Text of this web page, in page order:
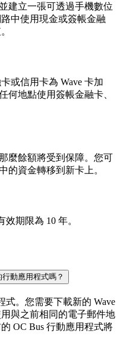
建立一張可透過手機數位
中使用現金或簽帳金融
或信用卡為 Wave 卡加
何地點使用簽帳金融卡、
麼餘額將受到保障。您可
的資金轉移到新卡上。
期限為 10 年。
動應用程式嗎？
式。您需要下載新的 Wave
與之前相同的電子郵件地
OC Bus 行動應用程式將